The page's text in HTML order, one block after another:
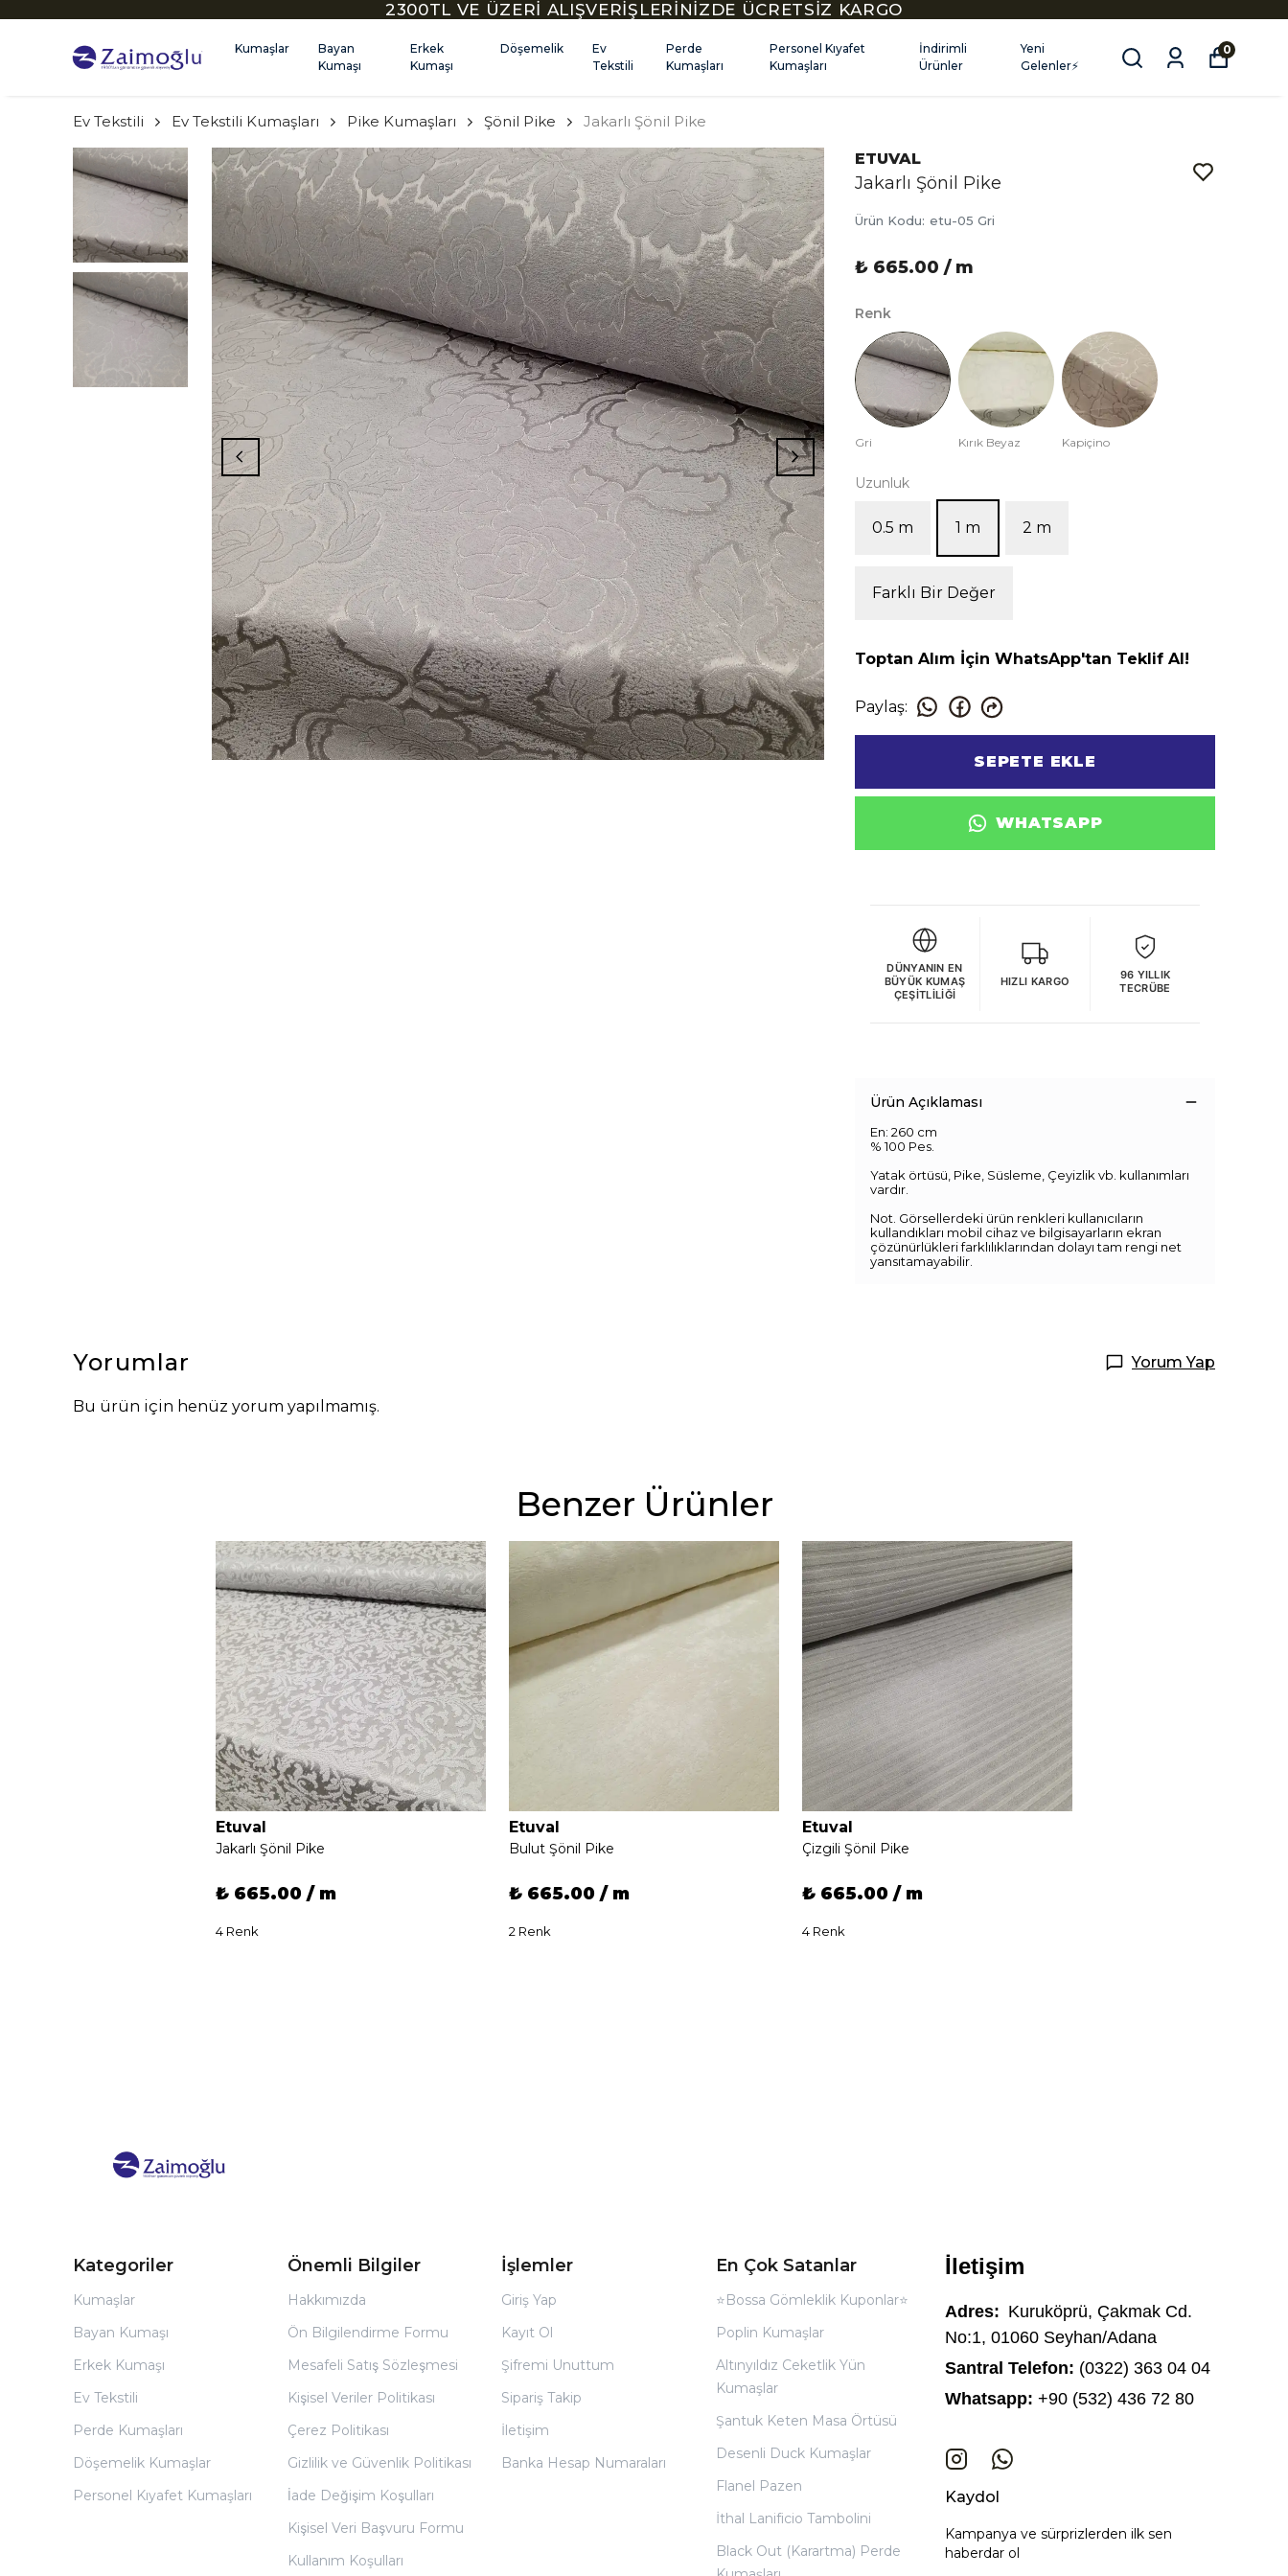
2300TL VE ÜZERİ ALIŞVERİŞLERİNİZDE ÜCRETSİZ KARGO
Kumaşlar
Bayan
Kumaşı
Erkek
Kumaşı
Döşemelik
Ev
Tekstili
Perde
Kumaşları
Personel Kıyafet
Kumaşları
İndirimli
Ürünler
Yeni
Gelenler⚡
0
Ev Tekstili Ev Tekstili Kumaşları Pike Kumaşları Şönil Pike Jakarlı Şönil Pike
ETUVAL
Jakarlı Şönil Pike
Ürün Kodu: etu-05 Gri
₺ 665.00 / m
Renk
Gri Kırık Beyaz Kapiçino
Uzunluk
0.5 m 1 m 2 m
Farklı Bir Değer
Toptan Alım İçin WhatsApp'tan Teklif Al!
Paylaş:
SEPETE EKLE
WHATSAPP
DÜNYANIN EN
BÜYÜK KUMAŞ
ÇEŞITLILIĞI
HIZLI KARGO
96 YILLIK
TECRÜBE
Ürün Açıklaması
En: 260 cm
% 100 Pes.
Yatak örtüsü, Pike, Süsleme, Çeyizlik vb. kullanımları
vardır.
Not. Görsellerdeki ürün renkleri kullanıcıların
kullandıkları mobil cihaz ve bilgisayarların ekran
çözünürlükleri farklılıklarından dolayı tam rengi net
yansıtamayabilir.
Yorumlar Yorum Yap
Bu ürün için henüz yorum yapılmamış.
Benzer Ürünler
Etuval
Jakarlı Şönil Pike
₺ 665.00 / m
4 Renk
Etuval
Bulut Şönil Pike
₺ 665.00 / m
2 Renk
Etuval
Çizgili Şönil Pike
₺ 665.00 / m
4 Renk
Kategoriler
Kumaşlar
Bayan Kumaşı
Erkek Kumaşı
Ev Tekstili
Perde Kumaşları
Döşemelik Kumaşlar
Personel Kıyafet Kumaşları
Önemli Bilgiler
Hakkımızda
Ön Bilgilendirme Formu
Mesafeli Satış Sözleşmesi
Kişisel Veriler Politikası
Çerez Politikası
Gizlilik ve Güvenlik Politikası
İade Değişim Koşulları
Kişisel Veri Başvuru Formu
Kullanım Koşulları
İşlemler
Giriş Yap
Kayıt Ol
Şifremi Unuttum
Sipariş Takip
İletişim
Banka Hesap Numaraları
En Çok Satanlar
⭐Bossa Gömleklik Kuponlar⭐
Poplin Kumaşlar
Altınyıldız Ceketlik Yün
Kumaşlar
Şantuk Keten Masa Örtüsü
Desenli Duck Kumaşlar
Flanel Pazen
İthal Lanificio Tambolini
Black Out (Karartma) Perde
İletişim
Adres: Kuruköprü, Çakmak Cd.
No:1, 01060 Seyhan/Adana
Santral Telefon: (0322) 363 04 04
Whatsapp: +90 (532) 436 72 80
Kaydol
Kampanya ve sürprizlerden ilk sen
haberdar ol